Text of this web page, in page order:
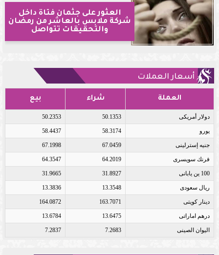
العثور على جثمان فتاة داخل
شركة ملابس بالعاشر من رمضان
والتحقيقات تتواصل
أسعار العملات
العملة شراء بيع
دولار أمريكى 50.1353
50.2353
يورو 58.3174
58.4437
جنيه إسترلينى 67.0459
67.1998
فرنك سويسرى 64.2019
64.3547
100 ين يابانى 31.8927
31.9665
ريال سعودى 13.3548
13.3836
دينار كويتى 163.7071
164.0872
درهم اماراتى 13.6475
13.6784
اليوان الصينى 7.2683
7.2837